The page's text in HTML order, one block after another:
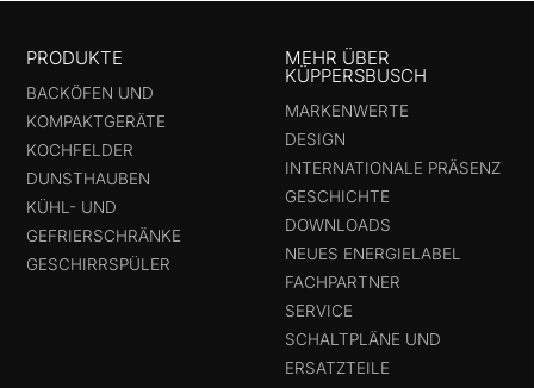
PRODUKTE
BACKÖFEN UND
KOMPAKTGERÄTE
KOCHFELDER
DUNSTHAUBEN
KÜHL- UND
GEFRIERSCHRÄNKE
GESCHIRRSPÜLER
MEHR ÜBER
KÜPPERSBUSCH
MARKENWERTE
DESIGN
INTERNATIONALE PRÄSENZ
GESCHICHTE
DOWNLOADS
NEUES ENERGIELABEL
FACHPARTNER
SERVICE
SCHALTPLÄNE UND
ERSATZTEILE